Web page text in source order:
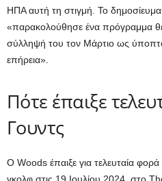
ΗΠΑ αυτή τη στιγμή. Το δημοσίευμα
«παρακολούθησε ένα πρόγραμμα
σύλληψή του τον Μάρτιο ως
επήρεια».
Πότε έπαιξε
Γουντς
Ο Woods έπαιξε για τελευταία